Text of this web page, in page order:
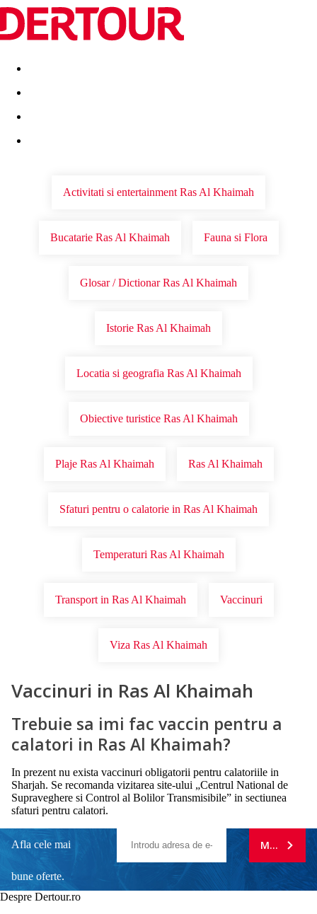
Destinatii Vacanta perfecta OFERTE DE NERATAT
Activitati si entertainment Ras Al Khaimah
Bucatarie Ras Al Khaimah Fauna si Flora
Glosar / Dictionar Ras Al Khaimah
Istorie Ras Al Khaimah
Locatia si geografia Ras Al Khaimah
Obiective turistice Ras Al Khaimah
Plaje Ras Al Khaimah Ras Al Khaimah
Sfaturi pentru o calatorie in Ras Al Khaimah
Temperaturi Ras Al Khaimah
Transport in Ras Al Khaimah Vaccinuri
Viza Ras Al Khaimah
Vaccinuri in Ras Al Khaimah
Trebuie sa imi fac vaccin pentru a
calatori in Ras Al Khaimah?
In prezent nu exista vaccinuri obligatorii pentru calatoriile in
Sharjah. Se recomanda vizitarea site-ului „Centrul National de
Supraveghere si Control al Bolilor Transmisibile” in sectiunea
sfaturi pentru calatori.
Afla cele mai
bune oferte.
MA
Despre Dertour.ro